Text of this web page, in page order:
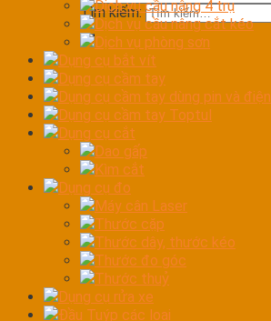
Tìm kiếm:
Dịch vụ cầu nâng 4 trụ
Dịch vụ cầu nâng cắt kéo
Dịch vụ phòng sơn
Dụng cụ bắt vít
Dụng cụ cầm tay
Dụng cụ cầm tay dùng pin và điện
Dụng cụ cầm tay Toptul
Dụng cụ cắt
Dao gấp
Kìm cắt
Dụng cụ đo
Máy cân Laser
Thước cặp
Thước dây, thước kéo
Thước đo góc
Thước thuỷ
Dụng cụ rửa xe
Đầu Tuýp các loại